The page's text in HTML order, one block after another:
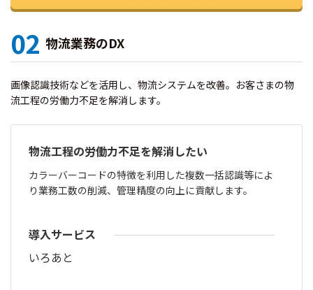
02 物流業務のDX
画像認識技術などを活用し、物流システムを改善。お客さまの物
流工程の労働力不足を解消します。
物流工程の労働力不足を解消したい
カラーバーコードの特徴を利用した複数一括認識等によ
り業務工数の削減、管理精度の向上に貢献します。
導入サービス
いろあと